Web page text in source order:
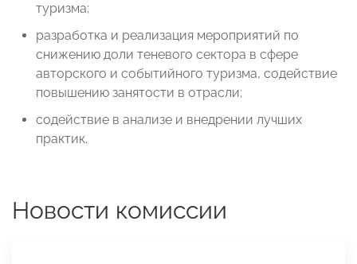
туризма;
разработка и реализация мероприятий по
снижению доли теневого сектора в сфере
авторского и событийного туризма, содействие
повышению занятости в отрасли;
содействие в анализе и внедрении лучших
практик.
Новости комиссии